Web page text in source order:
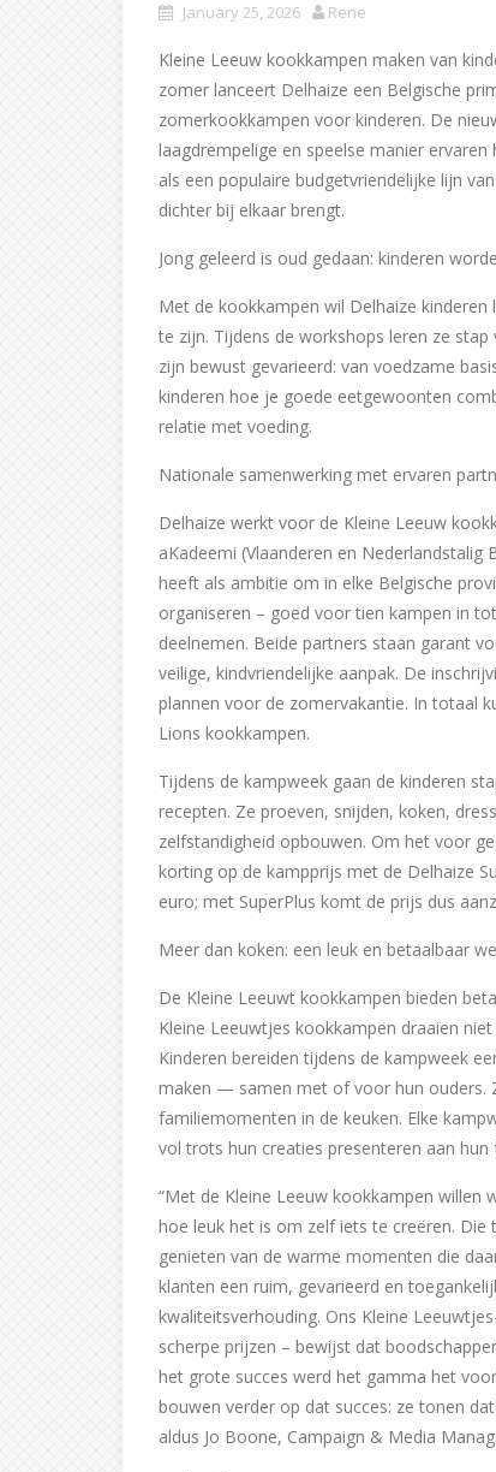
January 25, 2026 Rene
Kleine Leeuw kookkampen maken van
zomer lanceert Delhaize een Belgische
zomerkookkampen voor kinderen. De
laagdrempelige en speelse manier
als een populaire budgetvriendelijke lijn
dichter bij elkaar brengt.
Jong geleerd is oud gedaan: kinderen
Met de kookkampen wil Delhaize
te zijn. Tijdens de workshops leren ze
zijn bewust gevarieerd: van voedzame
kinderen hoe je goede eetgewoonten
relatie met voeding.
Nationale samenwerking met ervaren
Delhaize werkt voor de Kleine Leeuw
aKadeemi (Vlaanderen en Nederlandstalig
heeft als ambitie om in elke Belgische
organiseren – goed voor tien kampen in
deelnemen. Beide partners staan garant
veilige, kindvriendelijke aanpak. De
plannen voor de zomervakantie. In totaal
Lions kookkampen.
Tijdens de kampweek gaan de kinderen
recepten. Ze proeven, snijden, koken,
zelfstandigheid opbouwen. Om het voor
korting op de kampprijs met de Delhaize
euro; met SuperPlus komt de prijs dus
Meer dan koken: een leuk en betaalbaar
De Kleine Leeuwt kookkampen bieden
Kleine Leeuwtjes kookkampen draaien
Kinderen bereiden tijdens de kampweek
maken — samen met of voor hun ouders.
familiemomenten in de keuken. Elke
vol trots hun creaties presenteren aan hun
“Met de Kleine Leeuw kookkampen willen
hoe leuk het is om zelf iets te creëren.
genieten van de warme momenten die
klanten een ruim, gevarieerd en
kwaliteitsverhouding. Ons Kleine
scherpe prijzen – bewijst dat
het grote succes werd het gamma het
bouwen verder op dat succes: ze tonen
aldus Jo Boone, Campaign & Media